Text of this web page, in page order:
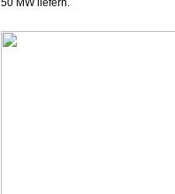
50 MW liefern.